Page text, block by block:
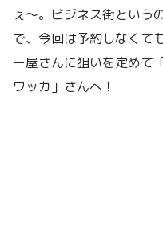
ぇ〜。ビジネス街という
で、今回は予約しなくて
ー屋さんに狙いを定めて
ワッカ」さんへ！